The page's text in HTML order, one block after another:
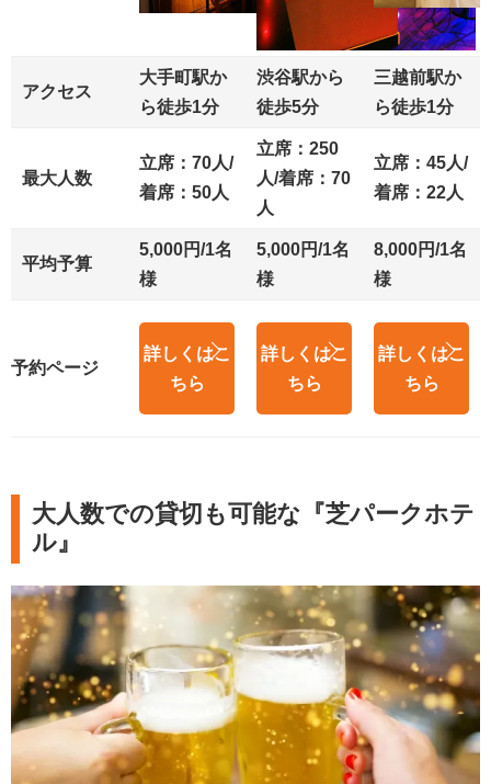
アクセス
大手町駅か
ら徒歩1分
渋谷駅から
徒歩5分
三越前駅か
ら徒歩1分
最大人数
立席：70人/
着席：50人
立席：250
人/着席：70
人
立席：45人/
着席：22人
平均予算
5,000円/1名
様
5,000円/1名
様
8,000円/1名
様
予約ページ
詳しくはこ
ちら
詳しくはこ
ちら
詳しくはこ
ちら
大人数での貸切も可能な『芝パークホテ
ル』